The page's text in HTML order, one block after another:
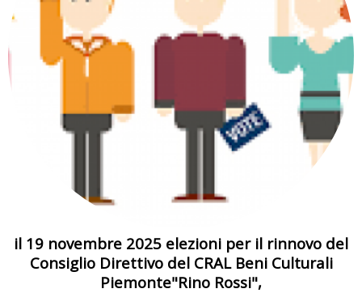
il 19 novembre 2025 elezioni per il rinnovo del
Consiglio Direttivo del CRAL Beni Culturali
Piemonte"Rino Rossi",